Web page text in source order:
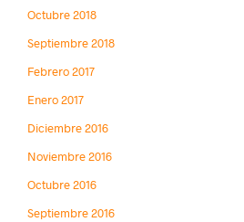
Octubre 2018
Septiembre 2018
Febrero 2017
Enero 2017
Diciembre 2016
Noviembre 2016
Octubre 2016
Septiembre 2016